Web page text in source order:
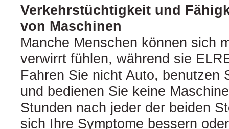
Verkehrstüchtigkeit und
von Maschinen
Manche Menschen können sich
verwirrt fühlen, während sie
Fahren Sie nicht Auto, benutzen
und bedienen Sie keine
Stunden nach jeder der beiden
sich Ihre Symptome bessern